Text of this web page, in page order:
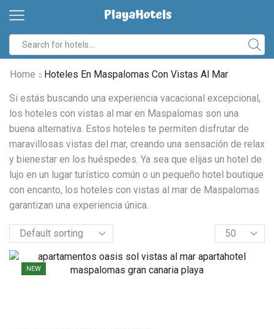
Home Hoteles En Maspalomas Con Vistas Al Mar
Si estás buscando una experiencia vacacional excepcional,
los hoteles con vistas al mar en Maspalomas son una
buena alternativa. Estos hoteles te permiten disfrutar de
maravillosas vistas del mar, creando una sensación de relax
y bienestar en los huéspedes. Ya sea que elijas un hotel de
lujo en un lugar turístico común o un pequeño hotel boutique
con encanto, los hoteles con vistas al mar de Maspalomas
garantizan una experiencia única.
Products
per
page
NEW